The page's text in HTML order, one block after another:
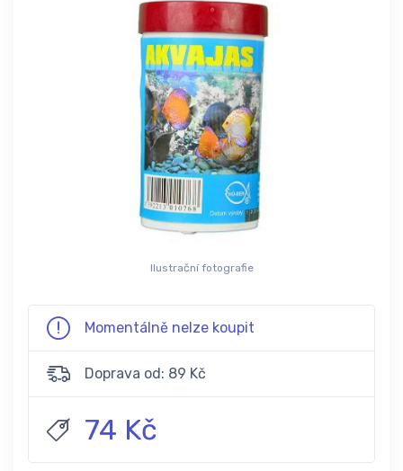
Ilustrační fotografie
Momentálně nelze koupit
Doprava od: 89 Kč
74 Kč